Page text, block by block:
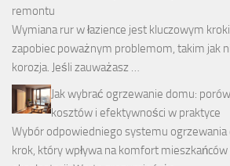
remontu
Wymiana rur w łazience jest kluczowym
zapobiec poważnym problemom, takim jak
korozja. Jeśli zauważasz …
Jak wybrać ogrzewanie domu:
kosztów i efektywności w praktyce
Wybór odpowiedniego systemu
krok, który wpływa na komfort